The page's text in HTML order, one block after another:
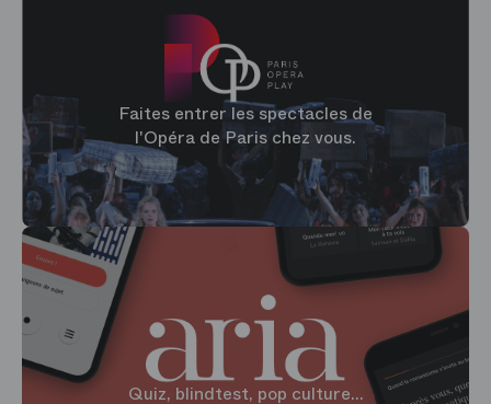
Faites entrer les spectacles de
l'Opéra de Paris chez vous.
Quiz, blindtest, pop culture...